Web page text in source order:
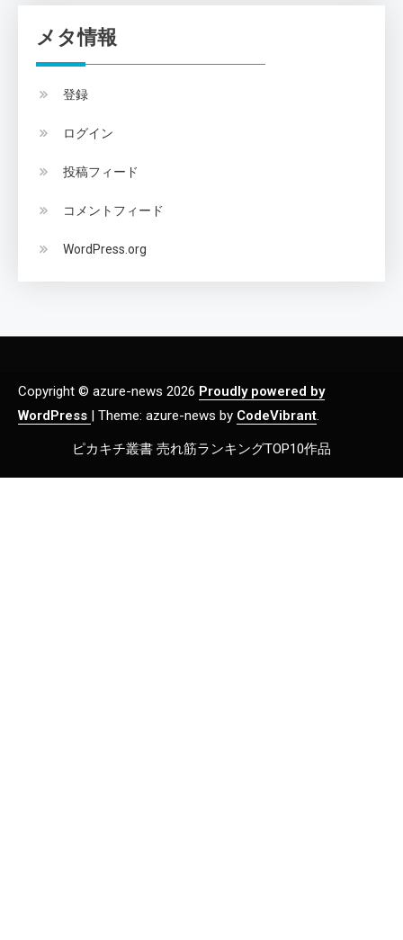
メタ情報
登録
ログイン
投稿フィード
コメントフィード
WordPress.org
Copyright © azure-news 2026 Proudly powered by
WordPress | Theme: azure-news by CodeVibrant.
ピカキチ叢書 売れ筋ランキングTOP10作品